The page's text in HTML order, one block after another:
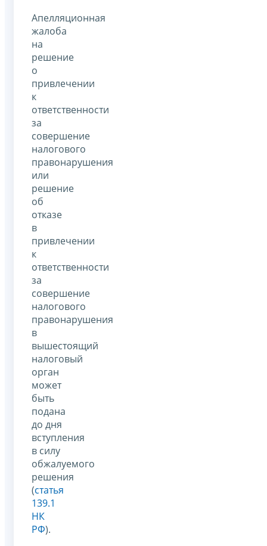
Апелляционная
жалоба
на
решение
о
привлечении
к
ответственности
за
совершение
налогового
правонарушения
или
решение
об
отказе
в
привлечении
к
ответственности
за
совершение
налогового
правонарушения
в
вышестоящий
налоговый
орган
может
быть
подана
до дня
вступления
в силу
обжалуемого
решения
(статья
139.1
НК
РФ).